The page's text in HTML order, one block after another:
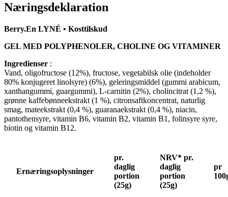
Næringsdeklaration
Berry.En LYNÉ • Kosttilskud
GEL MED POLYPHENOLER, CHOLINE OG VITAMINER
Ingredienser :
Vand, oligofructose (12%), fructose, vegetabilsk olie (indeholder
80% konjugeret linolsyre) (6%), geleringsmiddel (gummi arabicum,
xanthangummi, guargummi), L-carnitin (2%), cholincitrat (1,2 %),
grønne kaffebønneekstrakt (1 %), citronsaftkoncentrat, naturlig
smag, mateekstrakt (0,4 %), guaranaekstrakt (0,4 %), niacin,
pantothensyre, vitamin B6, vitamin B2, vitamin B1, folinsyre syre,
biotin og vitamin B12.
Ernæringsoplysninger
pr.
daglig
portion
(25g)
NRV* pr.
daglig
portion
(25g)
pr